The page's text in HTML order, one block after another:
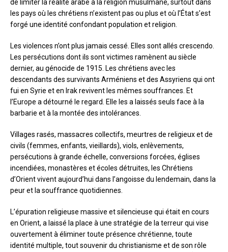
de limiter la réalité arabe à la religion musulmane, surtout dans
les pays où les chrétiens n’existent pas ou plus et où l’État s’est
forgé une identité confondant population et religion.
Les violences n’ont plus jamais cessé. Elles sont allés crescendo.
Les persécutions dont ils sont victimes ramènent au siècle
dernier, au génocide de 1915. Les chrétiens avec les
descendants des survivants Arméniens et des Assyriens qui ont
fui en Syrie et en Irak revivent les mêmes souffrances. Et
l’Europe a détourné le regard. Elle les a laissés seuls face à la
barbarie et à la montée des intolérances.
Villages rasés, massacres collectifs, meurtres de religieux et de
civils (femmes, enfants, vieillards), viols, enlèvements,
persécutions à grande échelle, conversions forcées, églises
incendiées, monastères et écoles détruites, les Chrétiens
d’Orient vivent aujourd’hui dans l’angoisse du lendemain, dans la
peur et la souffrance quotidiennes.
L’épuration religieuse massive et silencieuse qui était en cours
en Orient, a laissé la place à une stratégie de la terreur qui vise
ouvertement à éliminer toute présence chrétienne, toute
identité multiple, tout souvenir du christianisme et de son rôle